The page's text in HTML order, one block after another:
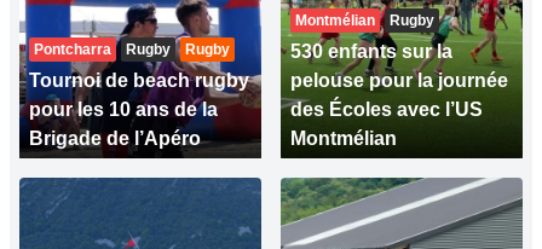
Pontcharra Rugby Rugby
Tournoi de beach rugby
pour les 10 ans de la
Brigade de l’Apéro
Montmélian Rugby
530 enfants sur la
pelouse pour la journée
des Écoles avec l’US
Montmélian